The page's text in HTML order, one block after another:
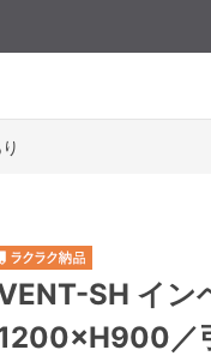
SH イン
／